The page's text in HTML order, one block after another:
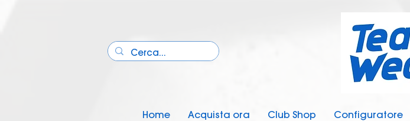
Home Acquista ora Club Shop Configuratore